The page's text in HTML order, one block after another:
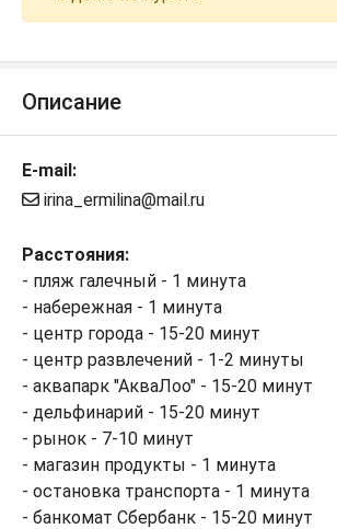
Описание
E-mail:
irina_ermilina@mail.ru
Расстояния:
- пляж галечный - 1 минута
- набережная - 1 минута
- центр города - 15-20 минут
- центр развлечений - 1-2 минуты
- аквапарк "АкваЛоо" - 15-20 минут
- дельфинарий - 15-20 минут
- рынок - 7-10 минут
- магазин продукты - 1 минута
- остановка транспорта - 1 минута
- банкомат Сбербанк - 15-20 минут